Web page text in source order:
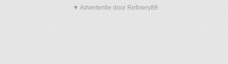
▼ Advertentie door Refinery89